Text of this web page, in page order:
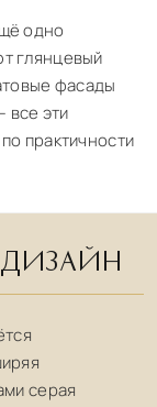
одно
глянцевый
фасады
все эти
практичности
ДИЗАЙН
серая